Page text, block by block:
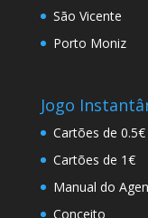
São Vicente
Porto Moniz
Jogo
Cartões de 0.5€
Cartões de 1€
Manual do
Conceito